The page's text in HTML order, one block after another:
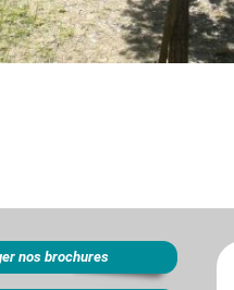
nos brochures